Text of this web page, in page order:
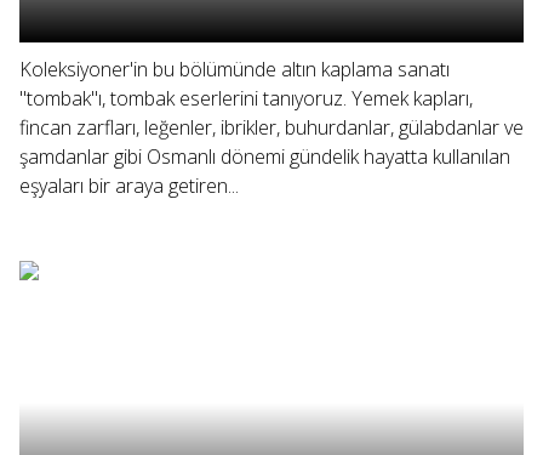
Koleksiyoner'in bu bölümünde altın kaplama sanatı
"tombak"ı, tombak eserlerini tanıyoruz. Yemek kapları,
fincan zarfları, leğenler, ibrikler, buhurdanlar, gülabdanlar ve
şamdanlar gibi Osmanlı dönemi gündelik hayatta kullanılan
eşyaları bir araya getiren...